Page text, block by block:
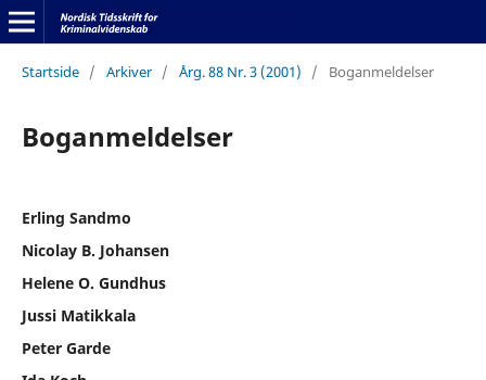
Startside / Arkiver / Årg. 88 Nr. 3 (2001) / Boganmeldelser
Boganmeldelser
Erling Sandmo
Nicolay B. Johansen
Helene O. Gundhus
Jussi Matikkala
Peter Garde